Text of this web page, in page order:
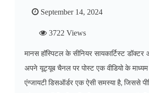
September 14, 2024
3722 Views
मानस हॉस्पिटल के सीनियर सायकार्टिस्ट डॉक्टर
अपने यूट्यूब चैनल पर पोस्ट एक वीडियो के
एंग्जायटी डिसऑर्डर एक ऐसी समस्या है, जिससे